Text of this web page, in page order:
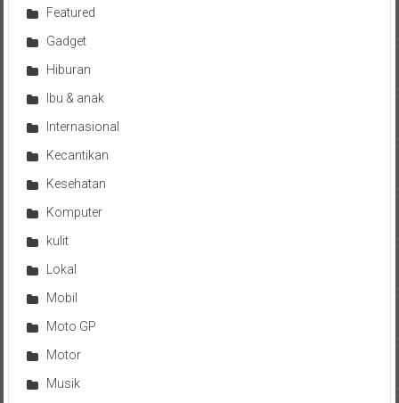
Featured
Gadget
Hiburan
Ibu & anak
Internasional
Kecantikan
Kesehatan
Komputer
kulit
Lokal
Mobil
Moto GP
Motor
Musik